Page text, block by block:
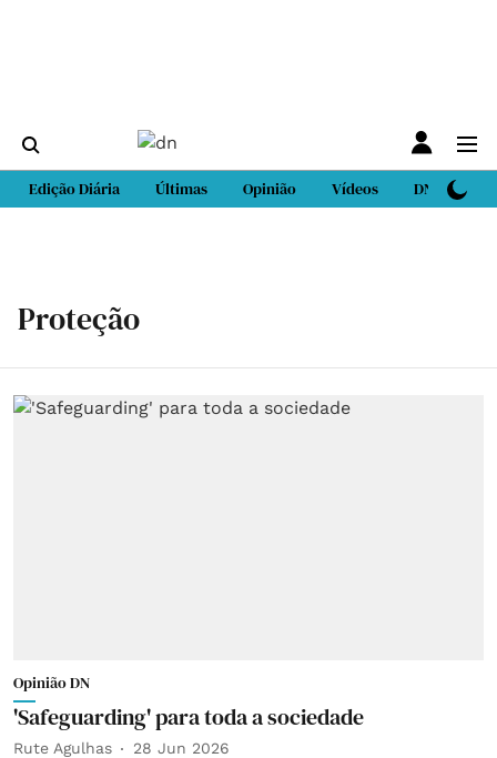
Edição Diária Últimas Opinião Vídeos DN Sport
Proteção
Opinião DN
'Safeguarding' para toda a sociedade
Rute Agulhas 28 Jun 2026